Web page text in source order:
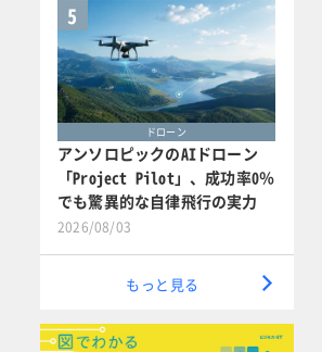
5
ドローン
アンソロピックのAIドローン
「Project Pilot」、成功率0％
でも驚異的な自律飛行の実力
2026/08/03
もっと見る